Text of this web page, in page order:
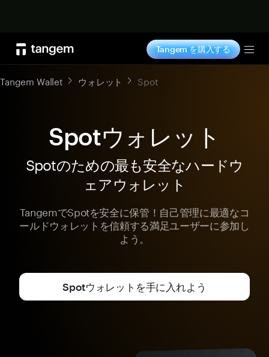
Tangem を購入する
Tangem Wallet ウォレット Spot
Spotウォレット
Spotのための最も安全なハードウ
ェアウォレット
TangemでSpotを安全に保管！自己管理に最適なコ
ールドウォレットを信頼する満足ユーザーに参加し
よう。
Spotウォレットを手に入れよう